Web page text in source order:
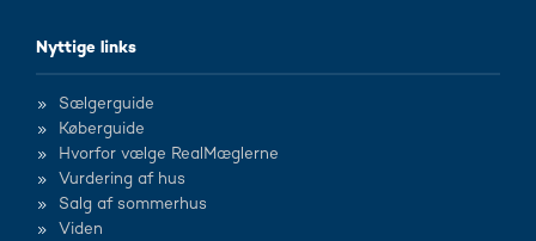
Nyttige links
Sælgerguide
Køberguide
Hvorfor vælge RealMæglerne
Vurdering af hus
Salg af sommerhus
Viden